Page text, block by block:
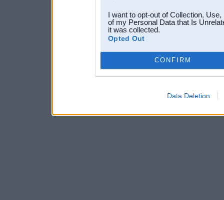
I want to opt-out of Collection,
of my Personal Data that Is
it was collected.
Opted Out
CONFIRM
Data Deletion